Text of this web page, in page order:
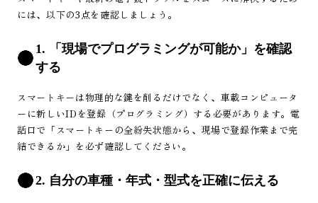
には、以下の3点を確認しましょう。
1. 「現場でプログラミングが可能か」を確認
する
スマートキーは物理的な鍵を削るだけでなく、車載コンピュータ
ーに新しいIDを登録（プログラミング）する必要があります。電
話口で「スマートキーの全紛失状態から、現場で登録作業まで完
結できるか」を必ず確認してください。
2. 自分の車種・年式・型式を正確に伝える